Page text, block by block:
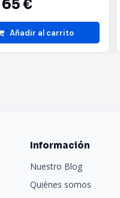
65 €
Añadir al carrito
Información
Nuestro Blog
Quiénes somos